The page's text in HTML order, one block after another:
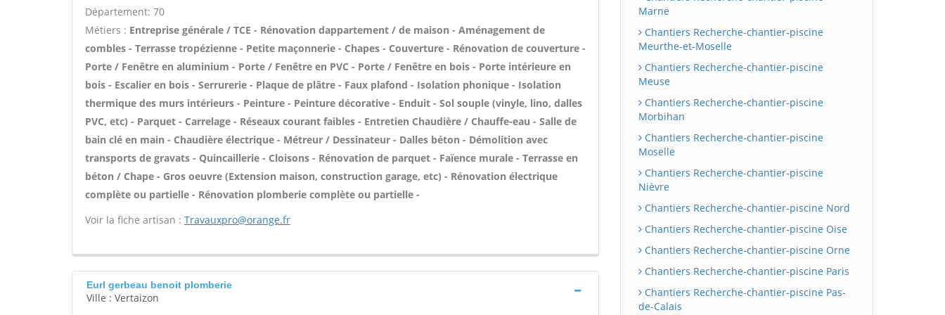
Département: 70
Métiers : Entreprise générale / TCE - Rénovation dappartement / de maison - Aménagement de
combles - Terrasse tropézienne - Petite maçonnerie - Chapes - Couverture - Rénovation de couverture -
Porte / Fenêtre en aluminium - Porte / Fenêtre en PVC - Porte / Fenêtre en bois - Porte intérieure en
bois - Escalier en bois - Serrurerie - Plaque de plâtre - Faux plafond - Isolation phonique - Isolation
thermique des murs intérieurs - Peinture - Peinture décorative - Enduit - Sol souple (vinyle, lino, dalles
PVC, etc) - Parquet - Carrelage - Réseaux courant faibles - Entretien Chaudière / Chauffe-eau - Salle de
bain clé en main - Chaudière électrique - Métreur / Dessinateur - Dalles béton - Démolition avec
transports de gravats - Quincaillerie - Cloisons - Rénovation de parquet - Faïence murale - Terrasse en
béton / Chape - Gros oeuvre (Extension maison, construction garage, etc) - Rénovation électrique
complète ou partielle - Rénovation plomberie complète ou partielle -
Voir la fiche artisan : Travauxpro@orange.fr
Eurl gerbeau benoit plomberie
Ville : Vertaizon
Marne
Chantiers Recherche-chantier-piscine
Meurthe-et-Moselle
Chantiers Recherche-chantier-piscine
Meuse
Chantiers Recherche-chantier-piscine
Morbihan
Chantiers Recherche-chantier-piscine
Moselle
Chantiers Recherche-chantier-piscine
Nièvre
Chantiers Recherche-chantier-piscine Nord
Chantiers Recherche-chantier-piscine Oise
Chantiers Recherche-chantier-piscine Orne
Chantiers Recherche-chantier-piscine Paris
Chantiers Recherche-chantier-piscine Pas-
de-Calais